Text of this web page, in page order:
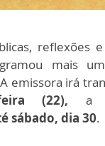
reflexões
mais
emissora irá
(22), a
sábado, dia 30.